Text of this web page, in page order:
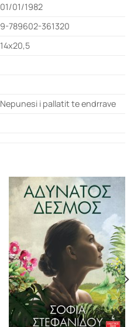
01/01/1982
9-789602-361320
14x20,5
Nepunesi i pallatit te endrrave